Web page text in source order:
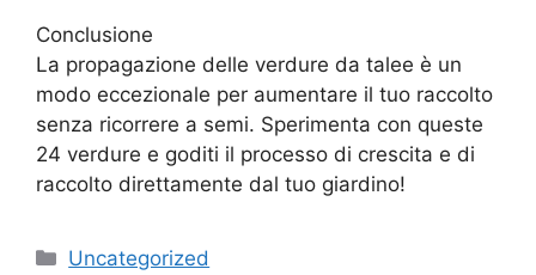
Conclusione
La propagazione delle verdure da talee è un
modo eccezionale per aumentare il tuo raccolto
senza ricorrere a semi. Sperimenta con queste
24 verdure e goditi il processo di crescita e di
raccolto direttamente dal tuo giardino!
Categories
Uncategorized